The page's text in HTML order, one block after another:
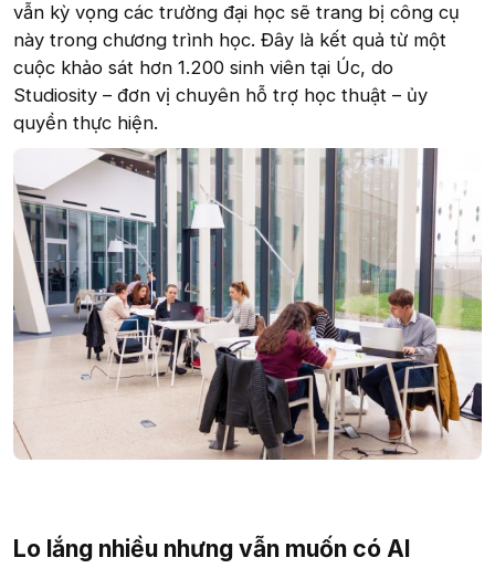
vẫn kỳ vọng các trường đại học sẽ trang bị công cụ
này trong chương trình học. Đây là kết quả từ một
cuộc khảo sát hơn 1.200 sinh viên tại Úc, do
Studiosity – đơn vị chuyên hỗ trợ học thuật – ủy
quyền thực hiện.
Lo lắng nhiều nhưng vẫn muốn có AI​